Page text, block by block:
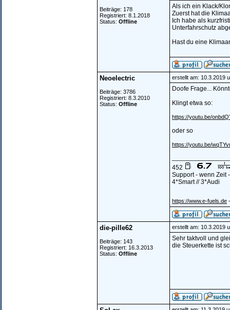
Beiträge: 178
Registriert: 8.1.2018
Status: Offline
Als ich ein Klack/
Zuerst hat die
Ich habe als
Unterfahrschutz
Hast du eine
Neoelectric
Beiträge: 3786
Registriert: 8.3.2010
Status: Offline
erstellt am: 10.3.2019
Doofe Frage...
Klingt etwa so:
https://youtu.be/
oder so
https://youtu.be/
452
Support - wenn Zeit
4*Smart // 3*Audi
https://www.e-fuels.de
die-pille62
Beiträge: 143
Registriert: 16.3.2013
Status: Offline
erstellt am: 10.3.2019
Sehr taktvoll und
die Steuerkette ist